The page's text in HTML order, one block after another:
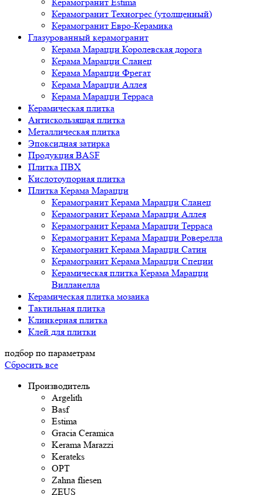
Керамогранит Техногрес (утолщенный)
Керамогранит Евро-Керамика
Глазурованный керамогранит
Керама Марацци Королевская дорога
Керама Марацци Сланец
Керама Марацци Фрегат
Керама Марацци Аллея
Керама Марацци Терраса
Керамическая плитка
Антискользящая плитка
Металлическая плитка
Эпоксидная затирка
Продукция BASF
Плитка ПВХ
Кислотоупорная плитка
Плитка Керама Марацци
Керамогранит Керама Марацци Сланец
Керамогранит Керама Марацци Аллея
Керамогранит Керама Марацци Терраса
Керамогранит Керама Марацци Роверелла
Керамогранит Керама Марацци Сатин
Керамогранит Керама Марацци Специи
Керамическая плитка Керама Марацци
Вилланелла
Керамическая плитка мозаика
Тактильная плитка
Клинкерная плитка
Клей для плитки
подбор по параметрам
Сбросить все
Производитель
Argelith
Basf
Estima
Gracia Ceramica
Kerama Marazzi
Kerateks
OPT
Zahna fliesen
ZEUS